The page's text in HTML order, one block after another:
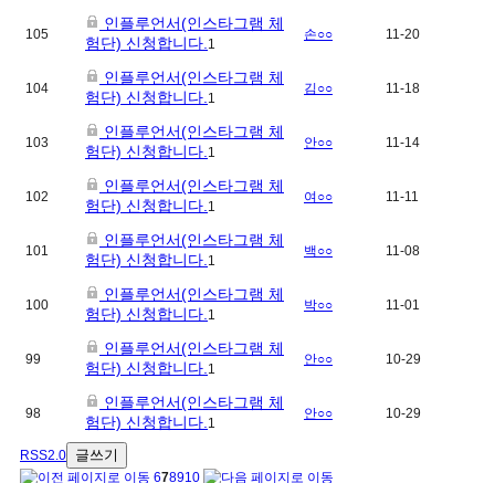
105
인플루언서(인스타그램 체
험단) 신청합니다. 1
손○○ 11-20
104
인플루언서(인스타그램 체
험단) 신청합니다. 1
김○○ 11-18
103
인플루언서(인스타그램 체
험단) 신청합니다. 1
안○○ 11-14
102
인플루언서(인스타그램 체
험단) 신청합니다. 1
여○○ 11-11
101
인플루언서(인스타그램 체
험단) 신청합니다. 1
백○○ 11-08
100
인플루언서(인스타그램 체
험단) 신청합니다. 1
박○○ 11-01
99
인플루언서(인스타그램 체
험단) 신청합니다. 1
안○○ 10-29
98
인플루언서(인스타그램 체
험단) 신청합니다. 1
안○○ 10-29
RSS2.0 글쓰기
678910